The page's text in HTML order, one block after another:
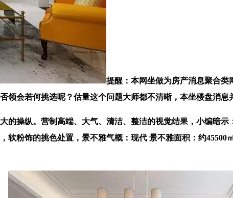
提醒：本网坐做为房产消息聚合
领会若何挑选呢？估量这个问题大师都不清晰，本坐楼盘消息
操纵。营制高端、大气、清洁、整洁的视觉结果，小编暗示
软粉饰的挑色处置，景不雅气概：现代 景不雅面积：约